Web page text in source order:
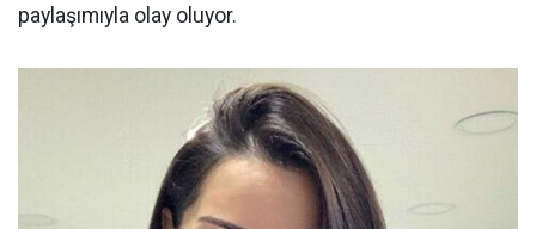
paylaşımıyla olay oluyor.